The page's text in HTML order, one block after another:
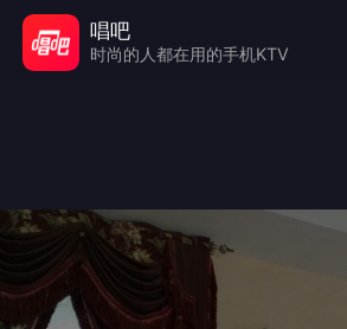
唱吧
时尚的人都在用的手机KTV